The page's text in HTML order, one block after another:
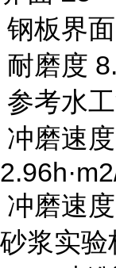
钢板界
耐磨度
参考水
冲磨速
冲磨速
砂浆实验